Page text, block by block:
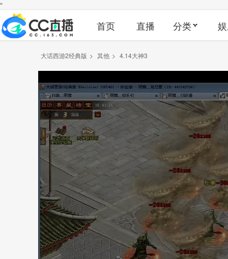
"
首页 直播 分类
大话西游2经典版 > 其他 > 4.14大神3